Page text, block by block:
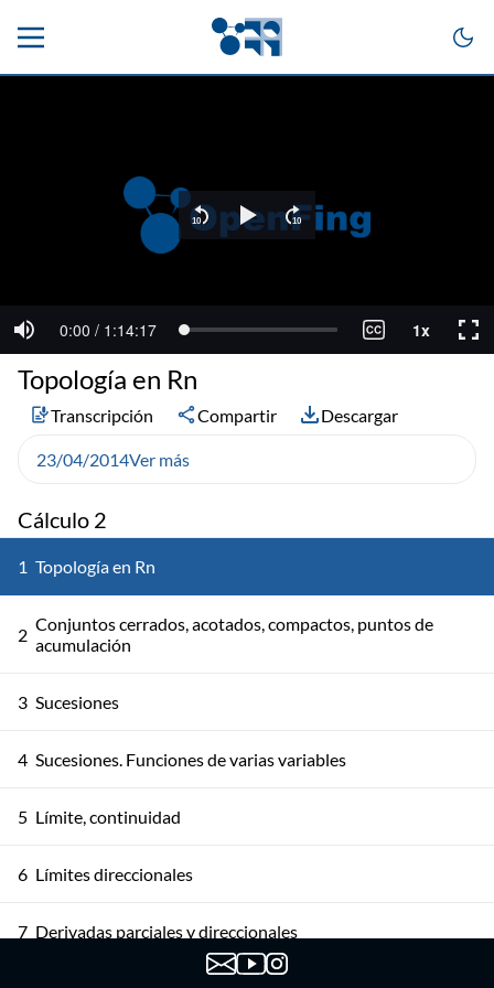
Cálculo 2
1 Topología en Rn
2 Conjuntos cerrados, acotados, compactos, puntos de
acumulación
3 Sucesiones
4 Sucesiones. Funciones de varias variables
5 Límite, continuidad
6 Límites direccionales
7 Derivadas parciales y direccionales
Topología en Rn
Transcripción Compartir Descargar
23/04/2014Ver más